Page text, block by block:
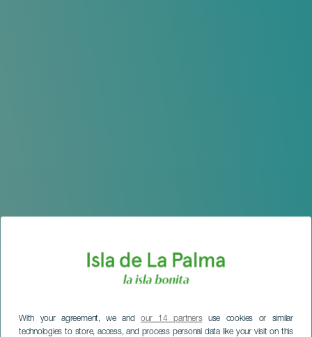
With your agreement, we andour 14 partnersuse cookies or similar
technologies to store, access, and process personal data like your visit on this